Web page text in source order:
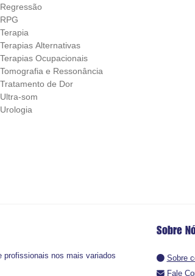
Regressão
RPG
Terapia
Terapias Alternativas
Terapias Ocupacionais
Tomografia e Ressonância
Tratamento de Dor
Ultra-som
Urologia
profissionais nos mais variados
Sobre
Sobre
Fale